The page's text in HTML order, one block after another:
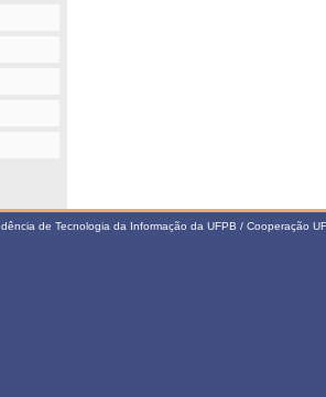
de Tecnologia da Informação da UFPB / Cooperação